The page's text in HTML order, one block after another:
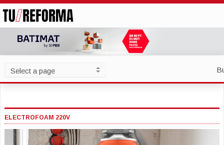
ELECTROFOAM 220V